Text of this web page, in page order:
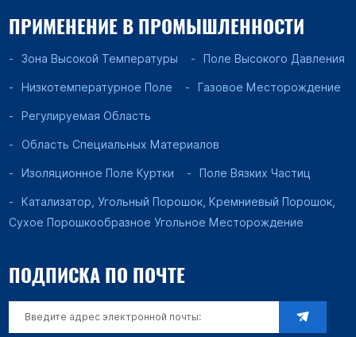
ПРИМЕНЕНИЕ В ПРОМЫШЛЕННОСТИ
Зона Высокой Температуры Поле Высокого Давления
Низкотемпературное Поле Газовое Месторождение
Регулируемая Область
Область Специальных Материалов
Изоляционное Поле Куртки Поле Вязких Частиц
Катализатор, Угольный Порошок, Кремниевый Порошок,
Сухое Порошкообразное Угольное Месторождение
ПОДПИСКА ПО ПОЧТЕ